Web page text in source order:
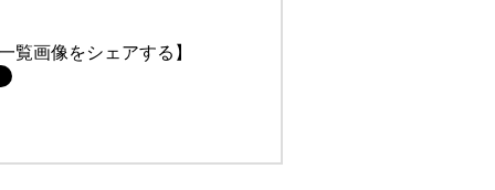
覧画像をシェアする】